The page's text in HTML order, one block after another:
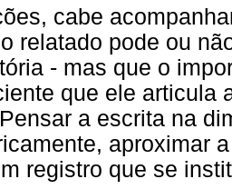
cabe
relatado pode ou
- mas que o
que ele articula
a escrita na
aproximar
registro que se